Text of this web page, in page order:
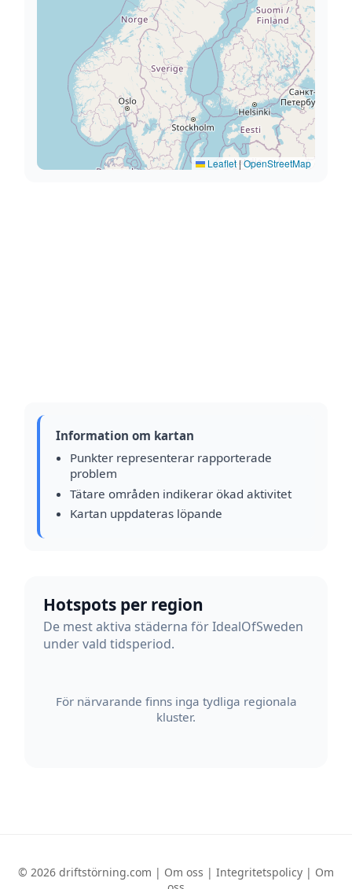
Leaflet|OpenStreetMap
Information om kartan
Punkter representerar rapporterade
problem
Tätare områden indikerar ökad aktivitet
Kartan uppdateras löpande
Hotspots per region
De mest aktiva städerna för IdealOfSweden
under vald tidsperiod.
För närvarande finns inga tydliga regionala
kluster.
© 2026 driftstörning.com | Om oss | Integritetspolicy | Om